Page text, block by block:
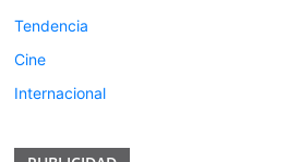
Tendencia
Cine
Internacional